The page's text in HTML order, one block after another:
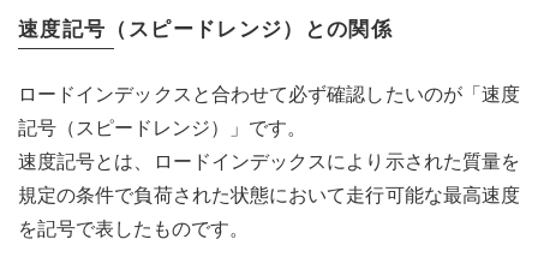
速度記号（スピードレンジ）との関係
ロードインデックスと合わせて必ず確認したいのが「速度
記号（スピードレンジ）」です。
速度記号とは、ロードインデックスにより示された質量を
規定の条件で負荷された状態において走行可能な最高速度
を記号で表したものです。